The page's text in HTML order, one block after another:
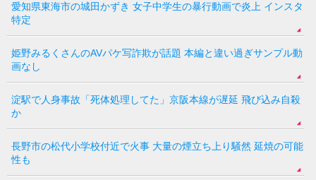
愛知県東海市の城田かずき 女子中学生の暴行動画で炎上 インスタ
特定
姫野みるくさんのAVパケ写詐欺が話題 本編と違い過ぎサンプル動
画なし
淀駅で人身事故「死体処理してた」京阪本線が遅延 飛び込み自殺
か
長野市の松代小学校付近で火事 大量の煙立ち上り騒然 延焼の可能
性も